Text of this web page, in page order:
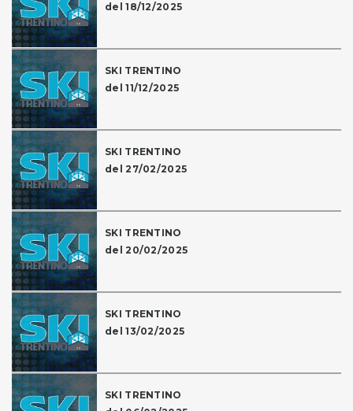
del 18/12/2025
SKI TRENTINO
del 11/12/2025
SKI TRENTINO
del 27/02/2025
SKI TRENTINO
del 20/02/2025
SKI TRENTINO
del 13/02/2025
SKI TRENTINO